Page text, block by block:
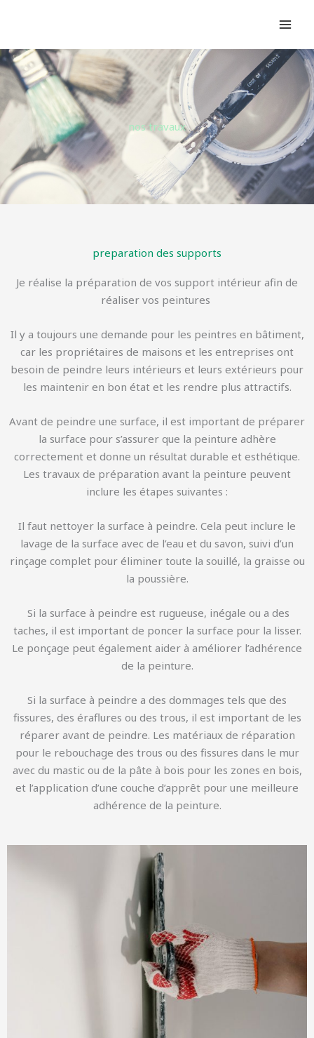
nos travaux
preparation des supports
Je réalise la préparation de vos support intérieur afin de
réaliser vos peintures
Il y a toujours une demande pour les peintres en bâtiment,
car les propriétaires de maisons et les entreprises ont
besoin de peindre leurs intérieurs et leurs extérieurs pour
les maintenir en bon état et les rendre plus attractifs.
Avant de peindre une surface, il est important de préparer
la surface pour s’assurer que la peinture adhère
correctement et donne un résultat durable et esthétique.
Les travaux de préparation avant la peinture peuvent
inclure les étapes suivantes :
Il faut nettoyer la surface à peindre. Cela peut inclure le
lavage de la surface avec de l’eau et du savon, suivi d’un
rinçage complet pour éliminer toute la souillé, la graisse ou
la poussière.
Si la surface à peindre est rugueuse, inégale ou a des
taches, il est important de poncer la surface pour la lisser.
Le ponçage peut également aider à améliorer l’adhérence
de la peinture.
Si la surface à peindre a des dommages tels que des
fissures, des éraflures ou des trous, il est important de les
réparer avant de peindre. Les matériaux de réparation
pour le rebouchage des trous ou des fissures dans le mur
avec du mastic ou de la pâte à bois pour les zones en bois,
et l’application d’une couche d’apprêt pour une meilleure
adhérence de la peinture.